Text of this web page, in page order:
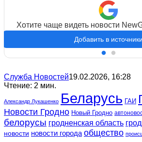
Хотите чаще видеть новости
Добавить в источники
Служба Новостей19.02.2026, 16:28
Чтение: 2 мин.
Александр Лукашенко Беларусь ГАИ
Новости Гродно Новый Гродно
белорусы гродненская область
новости новости города общество